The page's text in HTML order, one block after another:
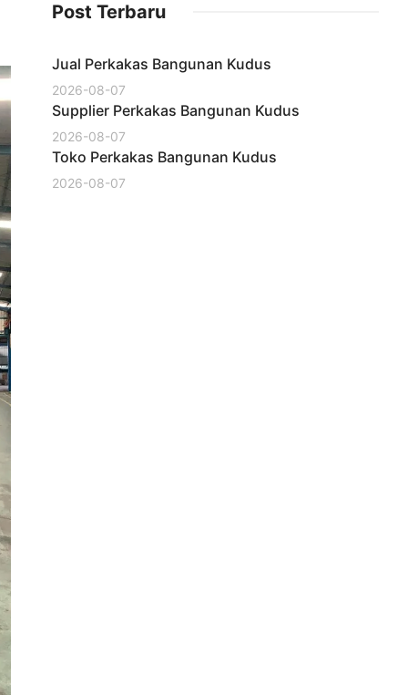
Post Terbaru
Jual Perkakas Bangunan Kudus
2026-08-07
Supplier Perkakas Bangunan Kudus
2026-08-07
Toko Perkakas Bangunan Kudus
2026-08-07